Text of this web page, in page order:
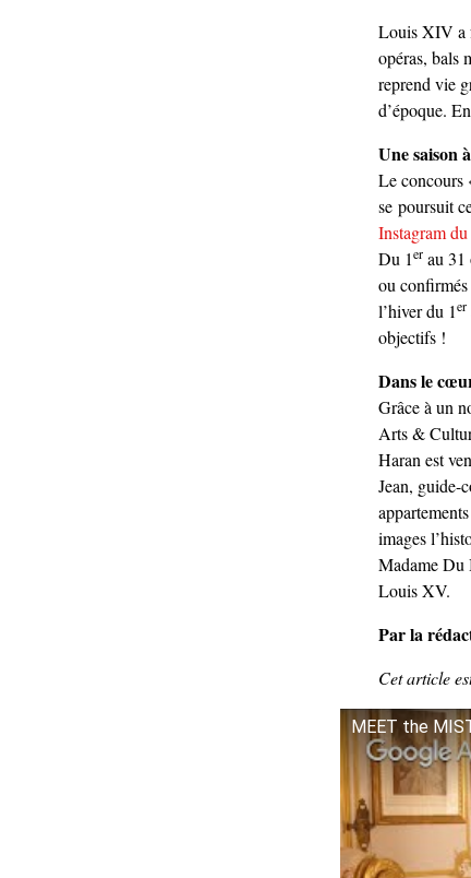
Louis XIV a
opéras, bals
reprend vie
d’époque.
Une saison
Le concours
se poursuit
Instagram
Du 1er au 31
ou
l’hiver du 1er
objectifs !
Dans le
Grâce à un
Arts &
Haran est
Jean, guide-
images
Madame
Louis XV.
Par la
Cet article
MEET the